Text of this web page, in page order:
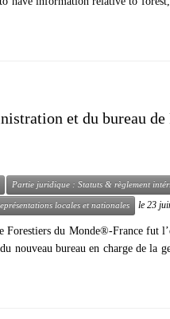
et du bureau
Partie juridique : Statuts & règlement
locales et nationales le 23
Forestiers du Monde®-France fut
nouveau bureau en charge de la